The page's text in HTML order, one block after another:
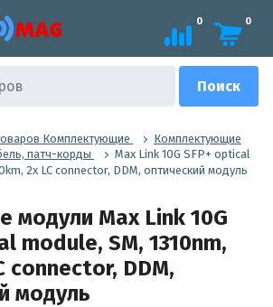
0 0
Комплектующие
Комплектующие
патч-корды
Max Link 10G SFP+ optical
2x LC connector, DDM, оптический модуль
модули Max Link 10G
module, SM, 1310nm,
connector, DDM,
модуль